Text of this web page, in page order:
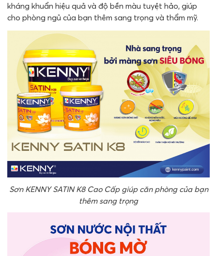
kháng khuẩn hiệu quả và độ bền màu tuyệt hảo, giúp
cho phòng ngủ của bạn thêm sang trọng và thẩm mỹ.
Sơn KENNY SATIN K8 Cao Cấp giúp căn phòng của bạn
thêm sang trọng